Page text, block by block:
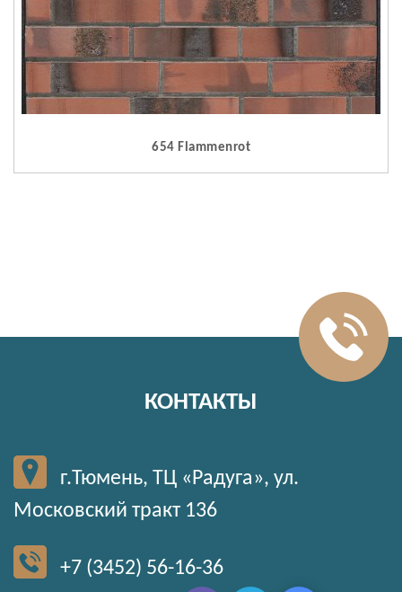
654 Flammenrot
КОНТАКТЫ
г.Тюмень, ТЦ «Радуга», ул.
Московский тракт 136
+7 (3452) 56-16-36